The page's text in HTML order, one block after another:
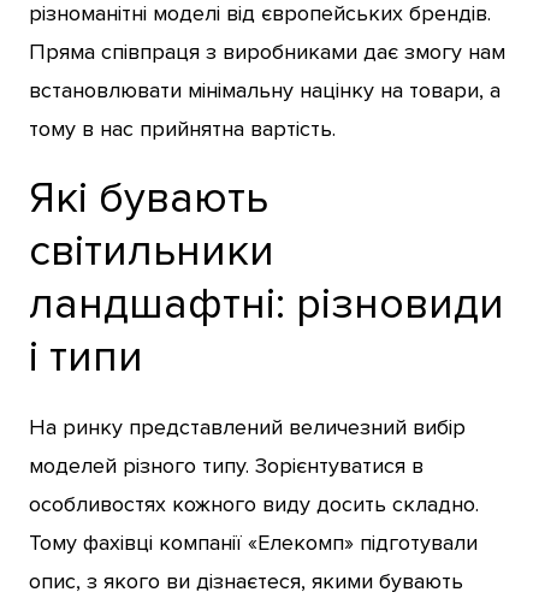
різноманітні моделі від європейських брендів.
Пряма співпраця з виробниками дає змогу нам
встановлювати мінімальну націнку на товари, а
тому в нас прийнятна вартість.
Які бувають
світильники
ландшафтні: різновиди
і типи
На ринку представлений величезний вибір
моделей різного типу. Зорієнтуватися в
особливостях кожного виду досить складно.
Тому фахівці компанії «Елекомп» підготували
опис, з якого ви дізнаєтеся, якими бувають